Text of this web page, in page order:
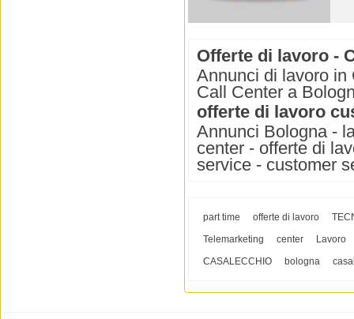
Offerte di lavoro -
Annunci di lavoro in
Call Center a
offerte di lavoro
Annunci Bologna -
center - offerte di
service - customer
part time offerte di lavoro
Telemarketing
center
Lavoro
CASALECCHIO
bologna